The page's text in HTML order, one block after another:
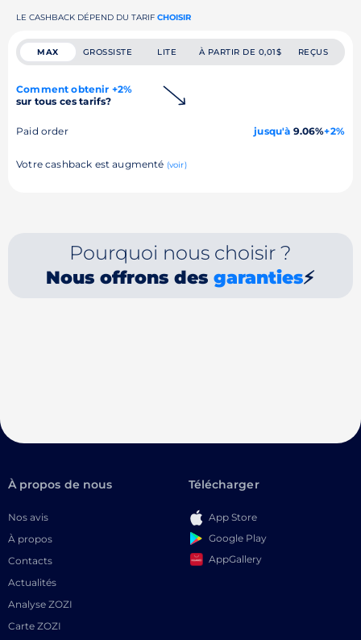
LE CASHBACK DÉPEND DU TARIF CHOISIR
MAX GROSSISTE LITE À PARTIR DE 0,01$ REÇUS
Comment obtenir +2%
sur tous ces tarifs?
Paid order jusqu'à 9.06%+2%
Votre cashback est augmenté (voir)
Pourquoi nous choisir ?
Nous offrons desgaranties⚡
À propos de nous
Nos avis
À propos
Contacts
Actualités
Analyse ZOZI
Carte ZOZI
Télécharger
App Store
Google Play
AppGallery